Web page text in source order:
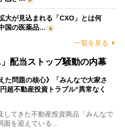
大が見込まれる「CXO」とは何
国の医薬品…
一覧を見る
」配当ストップ騒動の内幕
た問題の核心》「みんなで大家さ
超不動産投資トラブル“異常なく
てきた不動産投資商品「みんなで
面を迎えている…